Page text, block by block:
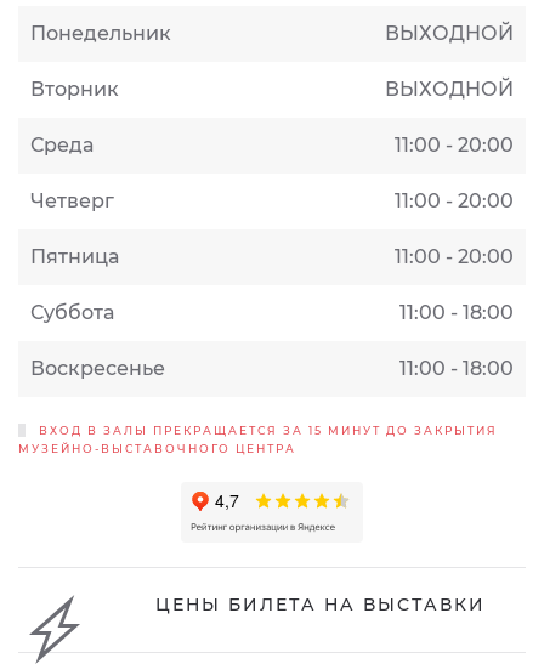
Понедельник ВЫХОДНОЙ
Вторник ВЫХОДНОЙ
Среда 11:00 - 20:00
Четверг 11:00 - 20:00
Пятница 11:00 - 20:00
Суббота 11:00 - 18:00
Воскресенье 11:00 - 18:00
ВХОД В ЗАЛЫ ПРЕКРАЩАЕТСЯ ЗА 15 МИНУТ ДО ЗАКРЫТИЯ
МУЗЕЙНО-ВЫСТАВОЧНОГО ЦЕНТРА
ЦЕНЫ БИЛЕТА НА ВЫСТАВКИ